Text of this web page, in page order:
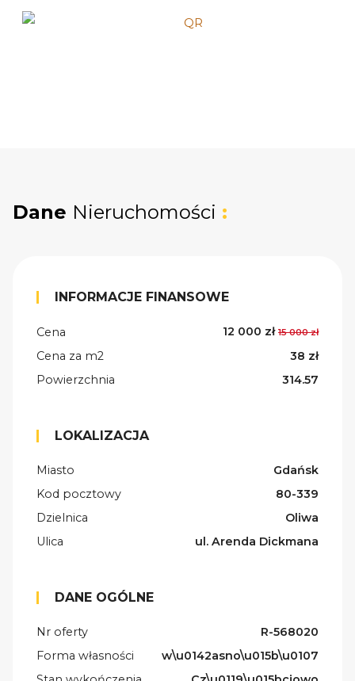
Dane Nieruchomości :
INFORMACJE FINANSOWE
Cena 12 000 zł 15 000 zł
Cena za m2
38 zł
Powierzchnia
314.57
LOKALIZACJA
Miasto
Gdańsk
Kod pocztowy
80-339
Dzielnica
Oliwa
Ulica
ul. Arenda Dickmana
DANE OGÓLNE
Nr oferty
R-568020
Forma własności
w\u0142asno\u015b\u0107